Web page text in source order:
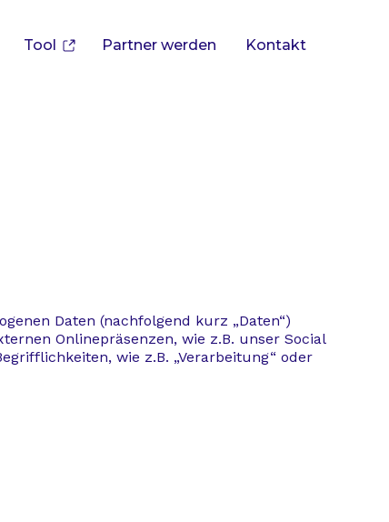
Tool Partner werden Kontakt
Daten (nachfolgend kurz „Daten“)
Onlinepräsenzen, wie z.B. unser Social
wie z.B. „Verarbeitung“ oder